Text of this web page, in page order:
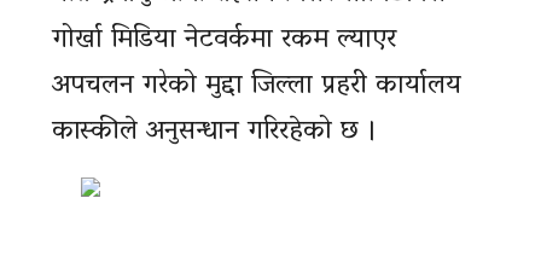
गोर्खा मिडिया नेटवर्कमा रकम ल्याएर
अपचलन गरेको मुद्दा जिल्ला प्रहरी कार्यालय
कास्कीले अनुसन्धान गरिरहेको छ ।